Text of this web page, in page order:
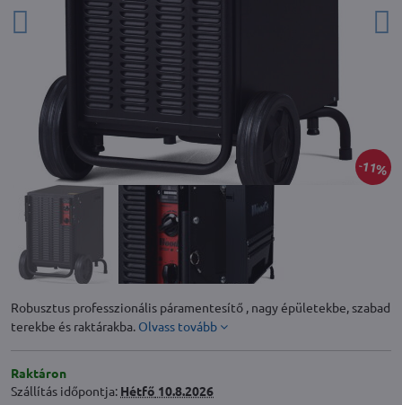
11%
Robusztus professzionális páramentesítő , nagy épületekbe, szabad
terekbe és raktárakba. Olvass tovább
Raktáron
Szállítás időpontja: Hétfő 10.8.2026